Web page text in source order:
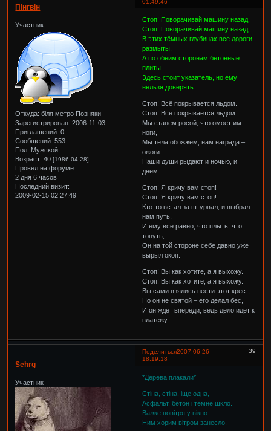
01:49:46
Пінгвін
Участник
Откуда: біля метро Позняки
Зарегистрирован: 2006-11-03
Приглашений: 0
Сообщений: 553
Пол: Мужской
Возраст: 40[1986-04-28]
Провел на форуме:
2 дня 6 часов
Последний визит:
2009-02-15 02:27:49
Стоп! Поворачивай машину назад.
Стоп! Поворачивай машину назад.
В этих тёмных глубинах все дороги
размыты,
А по обеим сторонам бетонные
плиты.
Здесь стоит указатель, но ему
нельзя доверять
Стоп! Всё покрывается льдом.
Стоп! Всё покрывается льдом.
Мы станем росой, что омоет им
ноги,
Мы тела обожжем, нам награда –
ожоги.
Наши души рыдают и ночью, и
днем.
Стоп! Я кричу вам стоп!
Стоп! Я кричу вам стоп!
Кто-то встал за штурвал, и выбрал
нам путь,
И ему всё равно, что плыть, что
тонуть,
Он на той стороне себе давно уже
вырыл окоп.
Стоп! Вы как хотите, а я выхожу.
Стоп! Вы как хотите, а я выхожу.
Вы сами взялись нести этот крест,
Но он не святой – его делал бес,
И он ждет впереди, ведь дело идёт к
платежу.
Поделиться 39
2007-06-26
18:19:18
Sehrg
Участник
*Дерева плакали*
Стіна, стіна, іще одна,
Асфальт, бетон і темне шкло.
Важке повітря у вікно
Ним хорим вітром занесло.